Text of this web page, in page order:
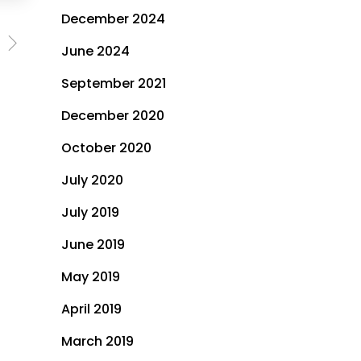
December 2024
June 2024
September 2021
December 2020
October 2020
July 2020
July 2019
June 2019
May 2019
April 2019
March 2019